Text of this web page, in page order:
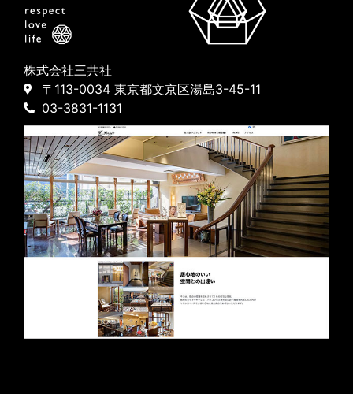
株式会社三共社
〒113-0034 東京都文京区湯島3-45-11
03-3831-1131